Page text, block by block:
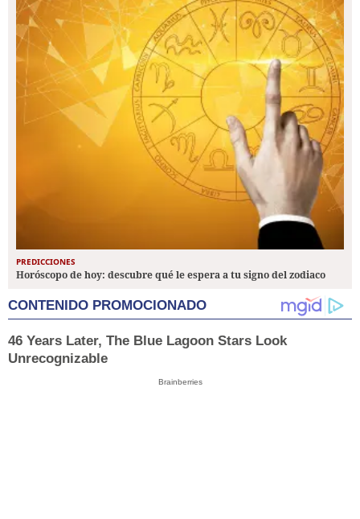
PREDICCIONES
Horóscopo de hoy: descubre qué le espera a tu signo del zodiaco
CONTENIDO PROMOCIONADO
46 Years Later, The Blue Lagoon Stars Look
Unrecognizable
Brainberries